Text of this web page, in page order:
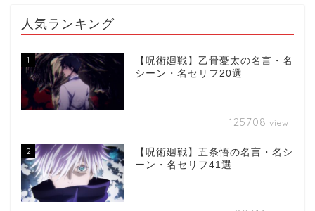
人気ランキング
1
【呪術廻戦】乙骨憂太の名言・名
シーン・名セリフ20選
125708 view
2
【呪術廻戦】五条悟の名言・名シ
ーン・名セリフ41選